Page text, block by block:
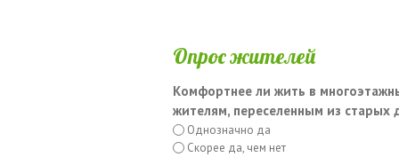
Опрос жителей
Комфортнее ли жить в
жителям, переселенным из старых
Однозначно да
Скорее да, чем нет